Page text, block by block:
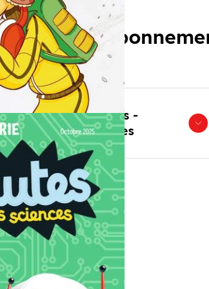
votre
Hors-séries -
Curionautes
mieux